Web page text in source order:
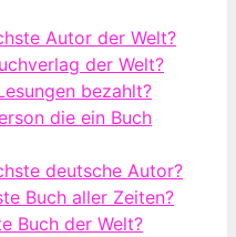
Autor der Welt?
der Welt?
bezahlt?
die ein Buch
deutsche Autor?
Buch aller Zeiten?
Buch der Welt?